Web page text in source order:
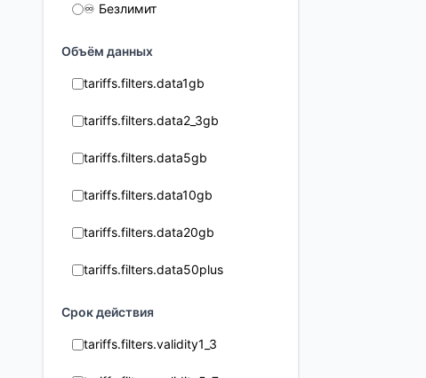
♾️ Безлимит
Объём данных
tariffs.filters.data1gb
tariffs.filters.data2_3gb
tariffs.filters.data5gb
tariffs.filters.data10gb
tariffs.filters.data20gb
tariffs.filters.data50plus
Срок действия
tariffs.filters.validity1_3